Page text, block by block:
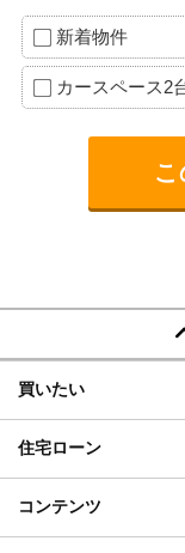
新着物件
カースペース2
買いたい
住宅ローン
コンテンツ